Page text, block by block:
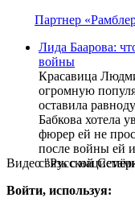
Видео "Русской
Партнер
Лида Баарова:
войны
Красавица
огромную
оставила
Бабкова хотела
фюрер ей не
после войны ей
связь с
Войти, используя: